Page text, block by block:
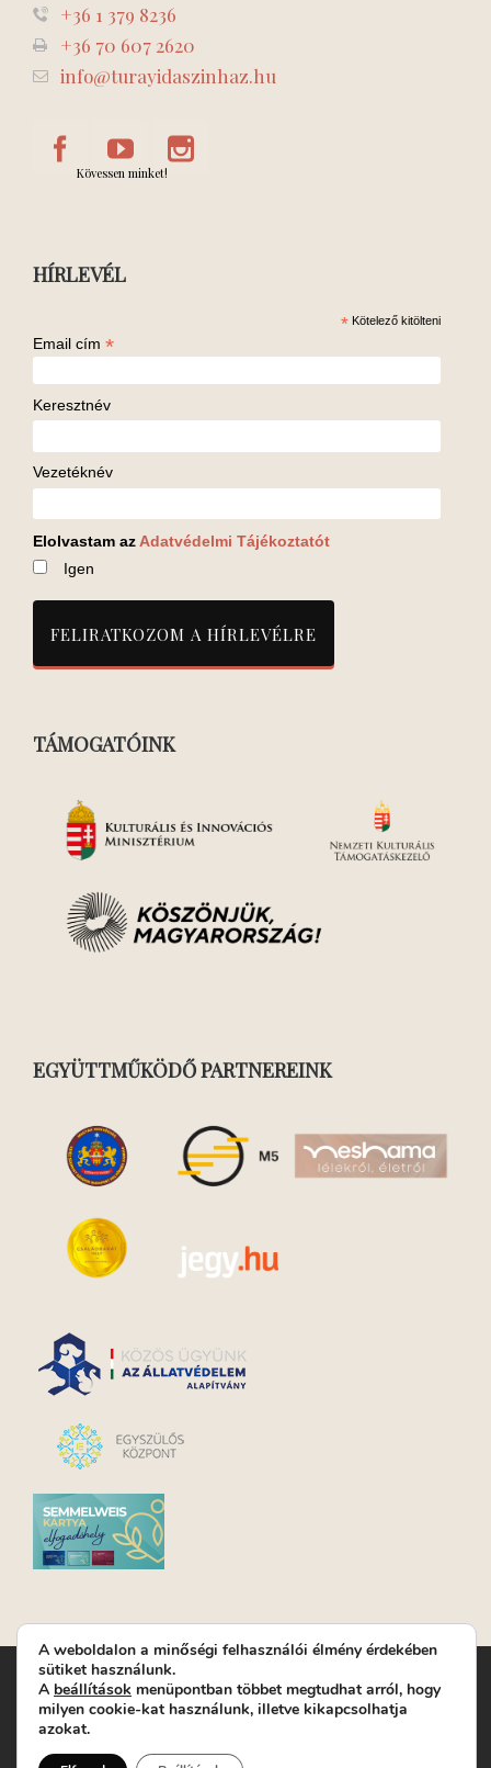
+36 1 379 8236
+36 70 607 2620
info@turayidaszinhaz.hu
Kövessen minket!
HÍRLEVÉL
* Kötelező kitölteni
Email cím *
Keresztnév
Vezetéknév
Elolvastam az Adatvédelmi Tájékoztatót
Igen
TÁMOGATÓINK
EGYÜTTMŰKÖDŐ PARTNEREINK
Turay Ida Színház Közhasznú Nonprofit Kft. | Működési
helyszín: Turay Ida Színház 1089 Budapest, Kálvária tér 6. |
Levelezési cím: 1089 Budapest, Kálvária tér 14. | Titkárság:
A weboldalon a minőségi felhasználói élmény érdekében
sütiket használunk.
A beállítások menüpontban többet megtudhat arról, hogy
milyen cookie-kat használunk, illetve kikapcsolhatja
azokat.